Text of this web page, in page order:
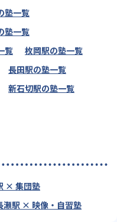
塾一覧
塾一覧
覧
枚岡駅の塾一覧
長田駅の塾一覧
新石切駅の塾一覧
× 集団塾
瀬駅 × 映像・自習塾